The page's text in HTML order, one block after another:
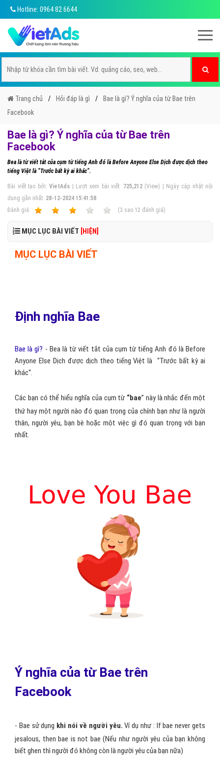
Hotline: 0964 82 6644
Trang chủ Hỏi đáp là gì
Bae là gì? Ý nghĩa của từ Bae trên
Facebook
Bae là gì? Ý nghĩa của từ Bae trên
Facebook
Bea là từ viết tắt của cụm từ tiếng Anh đó là Before Anyone Else Dịch được dịch theo
tiếng Việt là “Trước bất kỳ ai khác“.
Bài viết tạo bởi:VietAds | Lượt xem bài viết: 725,212(View) | Ngày cập nhật nội
dung gần nhất: 28-12-2024 15:41:58
Ðánh giá:
(3 sao 12 đánh giá)
MỤC LỤC BÀI VIẾT [HIỆN]
MỤC LỤC BÀI VIẾT
Định nghĩa Bae
Bae là gì? - Bea là từ viết tắt của cụm từ tiếng Anh đó là Before
Anyone Else Dịch được dịch theo tiếng Việt là “Trước bất kỳ ai
khác“.
Các bạn có thể hiểu nghĩa của cụm từ “bae” này là nhắc đến một
thứ hay một người nào đó quan trọng của chính bạn như là người
thân, người yêu, bạn bè hoặc một việc gì đó quan trọng với bạn
nhất.
Ý nghĩa của từ Bae trên
Facebook
- Bae sử dụng khi nói về người yêu.Ví dụ như : If bae never gets
jesalous, then bae is not bae (Nếu như người yêu của bạn không
biết ghen thì người đó không còn là người yêu của bạn nữa)